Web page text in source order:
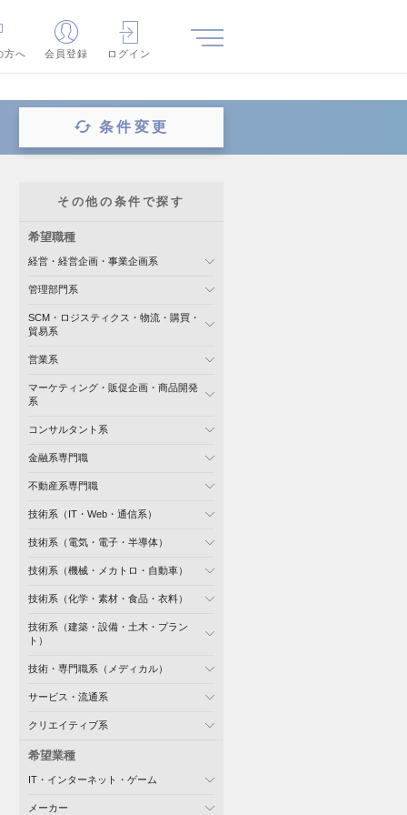
方へ 会員登録 ログイン
条件変更
その他の条件で探す
希望職種
経営・経営企画・事業企画系
管理部門系
SCM・ロジスティクス・物流・購買・
貿易系
営業系
マーケティング・販促企画・商品開発
系
コンサルタント系
金融系専門職
不動産系専門職
技術系（IT・Web・通信系）
技術系（電気・電子・半導体）
技術系（機械・メカトロ・自動車）
技術系（化学・素材・食品・衣料）
技術系（建築・設備・土木・プラン
ト）
技術・専門職系（メディカル）
サービス・流通系
クリエイティブ系
希望業種
IT・インターネット・ゲーム
メーカー